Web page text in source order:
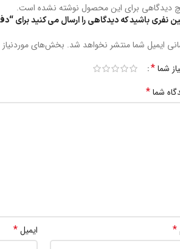
دیدگاهی برای این محصول نوشته نشده است.
نفری باشید که دیدگاهی را ارسال می کنید برای
ایمیل شما منتشر نخواهد شد. بخش‌های
شما*
شما*
* ایمیل*